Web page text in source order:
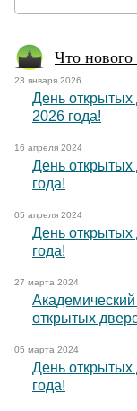
Что
23 января 2026
День
2026 года!
16 апреля 2024
День
года!
05 апреля 2024
День
года!
27 марта 2024
открытых
05 марта 2024
День
года!